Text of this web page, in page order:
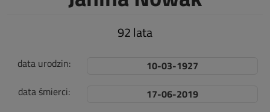
92 lata
data urodzin:
10-03-1927
data śmierci:
17-06-2019